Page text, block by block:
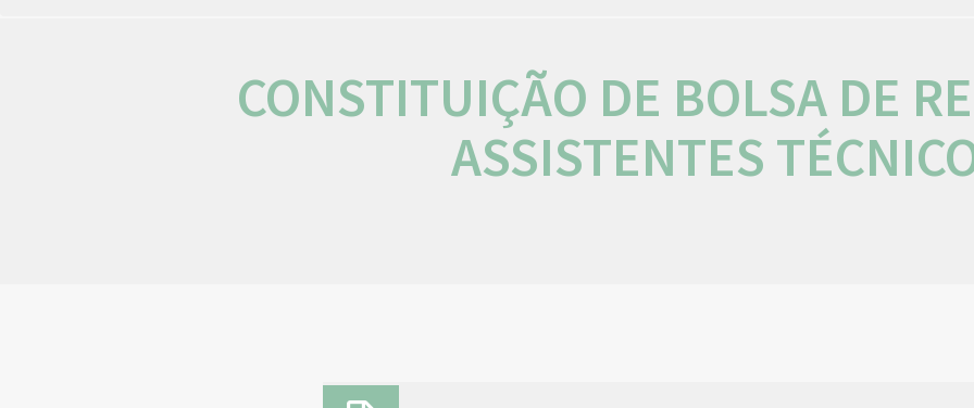
CONSTITUIÇÃO DE BOLSA DE
ASSISTENTES